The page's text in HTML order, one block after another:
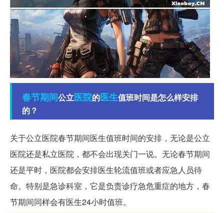
春节期间公立医院的医生值班时间是怎么样安排
的？
关于公立医院春节期间医生值班时间的安排，无论是公立
医院还是私立医院，都不会出现关门一说。无论春节期间
还是平时，医院都会安排医生轮流值班或者应急人员待
命。特别是急诊科室，它是负责诊疗急危重症的地方，春
节期间同样会有医生24小时值班。